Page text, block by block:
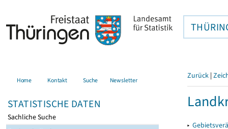
Home Kontakt Suche Newsletter
STATISTISCHE DATEN
Sachliche Suche
Zurück |
▸